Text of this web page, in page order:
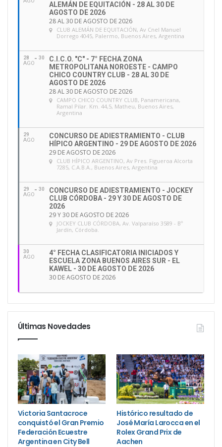
ALEMÁN DE EQUITACIÓN - 28 AL 30 DE
AGOSTO DE 2026
28 AL 30 DE AGOSTO DE 2026
CLUB ALEMÁN DE EQUITACIÓN, Av Cnel Manuel
Dorrego 4045, Palermo, Buenos Aires, Argentina
28
AGO
30
C.I.C.O. "C" - 7° FECHA ZONA
METROPOLITANA NOROESTE - CAMPO
CHICO COUNTRY CLUB - 28 AL 30 DE
AGOSTO DE 2026
28 AL 30 DE AGOSTO DE 2026
CAMPO CHICO COUNTRY CLUB, Panamericana,
Ramal Pilar. Km. 44,5, Matheu, Buenos Aires,
Argentina
29
AGO
CONCURSO DE ADIESTRAMIENTO - CLUB
HÍPICO ARGENTINO - 29 DE AGOSTO DE 2026
29 DE AGOSTO DE 2026
CLUB HÍPICO ARGENTINO, Av Pres. Figueroa Alcorta
7285, C.A.B.A., Buenos Aires, Argentina
29
AGO
30
CONCURSO DE ADIESTRAMIENTO - JOCKEY
CLUB CÓRDOBA - 29 Y 30 DE AGOSTO DE
2026
29 Y 30 DE AGOSTO DE 2026
JOCKEY CLUB CÓRDOBA, Av. Valparaíso 3589 - Bº
Jardín, Córdoba.
30
AGO
4° FECHA CLASIFICATORIA INICIADOS Y
ESCUELA ZONA BUENOS AIRES SUR - EL
KAWEL - 30 DE AGOSTO DE 2026
30 DE AGOSTO DE 2026
Últimas Novedades
Victoria Santacroce
conquistó el Gran Premio
Federación Ecuestre
Argentina en City Bell
Histórico resultado de
José María Larocca en el
Rolex Grand Prix de
Aachen